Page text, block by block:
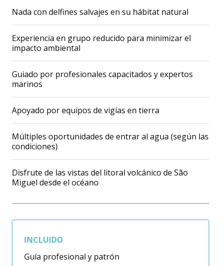
Nada con delfines salvajes en su hábitat natural
Experiencia en grupo reducido para minimizar el
impacto ambiental
Guiado por profesionales capacitados y expertos
marinos
Apoyado por equipos de vigías en tierra
Múltiples oportunidades de entrar al agua (según las
condiciones)
Disfrute de las vistas del litoral volcánico de São
Miguel desde el océano
INCLUIDO
Guía profesional y patrón